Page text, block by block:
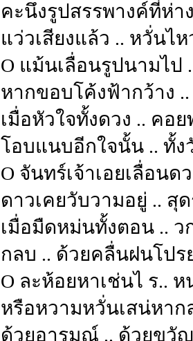
คะนึงรูปสรรพางค์ที่ห่า
แว่วเสียงแล้ว .. หวั่นไ
O แม้นเลื่อนรูปนามไป
หากขอบโค้งฟ้ากว้าง
เมื่อหัวใจทั้งดวง .. คอ
โอบแนบอีกใจนั้น .. ทั้
O จันทร์เจ้าเอยเลื่อนด
ดาวเคยวับวามอยู่ .. สุ
เมื่อมืดหม่นทั้งตอน ..
กลบ .. ด้วยคลื่นฝนโปร
O ละห้อยหาเช่นไ ร..
หรือหวามหวั่นเสน่หาก
ด้วยอารมณ์ .. ด้วยขวั